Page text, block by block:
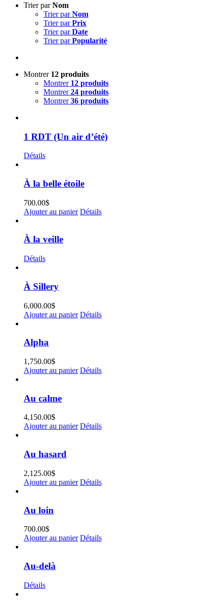
Trier parNom
Trier parNom
Trier parPrix
Trier parDate
Trier parPopularité
Montrer 12 produits
Montrer 12 produits
Montrer24 produits
Montrer36 produits
1 RDT (Un air d’été)
Détails
À la belle étoile
700.00$
Ajouter au panier Détails
À la veille
Détails
À Sillery
6,000.00$
Ajouter au panier Détails
Alpha
1,750.00$
Ajouter au panier Détails
Au calme
4,150.00$
Ajouter au panier Détails
Au hasard
2,125.00$
Ajouter au panier Détails
Au loin
700.00$
Ajouter au panier Détails
Au-delà
Détails